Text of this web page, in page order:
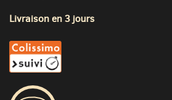
Livraison en 3 jours